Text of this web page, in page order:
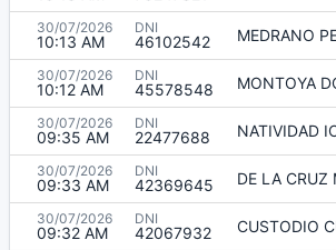
30/07/2026
10:13 AM
DNI
46102542 MEDRANO
30/07/2026
10:12 AM
DNI
45578548 MONTOYA
30/07/2026
09:35 AM
DNI
22477688 NATIVIDAD
30/07/2026
09:33 AM
DNI
42369645 DE LA CRUZ
30/07/2026
09:32 AM
DNI
42067932 CUSTODIO